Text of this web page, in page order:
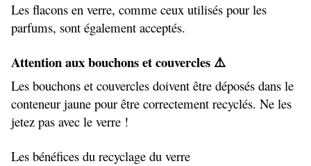
Les flacons en verre, comme ceux utilisés pour les
parfums, sont également acceptés.
Attention aux bouchons et couvercles ⚠️
Les bouchons et couvercles doivent être déposés dans le
conteneur jaune pour être correctement recyclés. Ne les
jetez pas avec le verre !
Les bénéfices du recyclage du verre